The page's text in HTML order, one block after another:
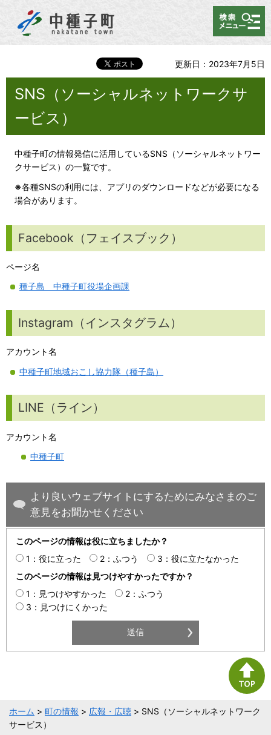
メニュー
更新日：2023年7月5日
SNS（ソーシャルネットワークサ
ービス）
中種子町の情報発信に活用しているSNS（ソーシャルネットワー
クサービス）の一覧です。
※各種SNSの利用には、アプリのダウンロードなどが必要になる
場合があります。
Facebook（フェイスブック）
ページ名
種子島 中種子町役場企画課
Instagram（インスタグラム）
アカウント名
中種子町地域おこし協力隊（種子島）
LINE（ライン）
アカウント名
中種子町
より良いウェブサイトにするためにみなさまのご
意見をお聞かせください
このページの情報は役に立ちましたか？
1：役に立った
2：ふつう
3：役に立たなかった
このページの情報は見つけやすかったですか？
1：見つけやすかった
2：ふつう
3：見つけにくかった
ホーム > 町の情報 > 広報・広聴 > SNS（ソーシャルネットワーク
サービス）